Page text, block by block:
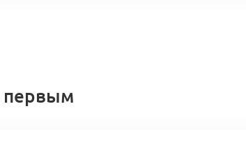
первым